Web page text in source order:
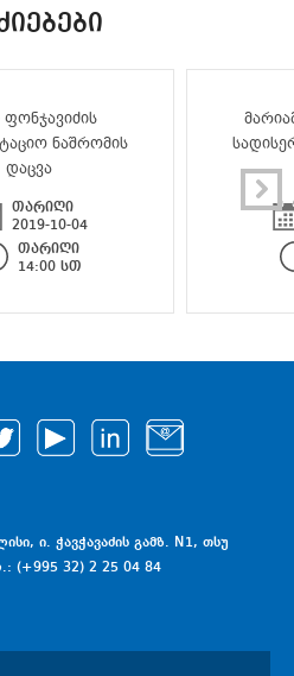
ნაშრომის
დაცვა
თარიღი
2019-10-04
თარიღი
14:00 სთ
ი. ჭავჭავაძის გამზ. N1, თსუ
(+995 32) 2 25 04 84